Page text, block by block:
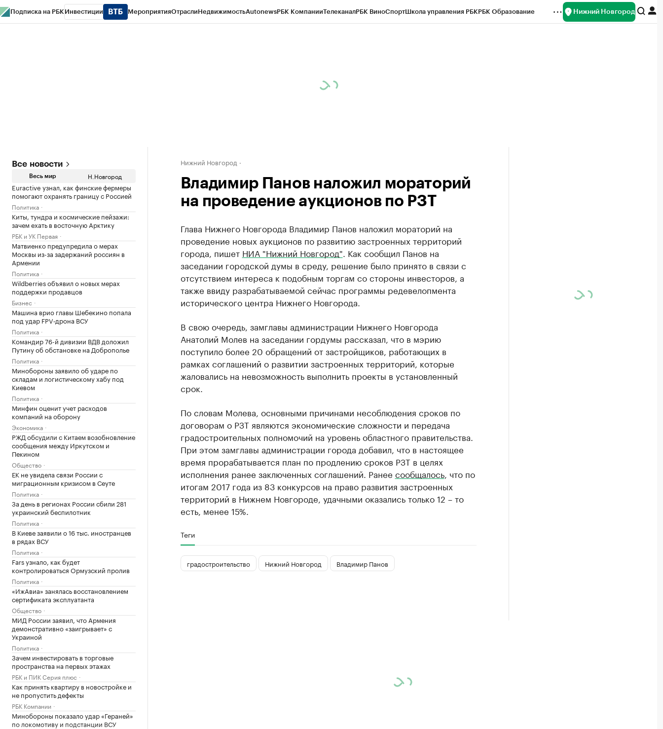
Подписка на РБК Инвестиции МероприятияОтраслиНедвижимостьAutonewsРБК КомпанииТелеканалРБК ВиноСпортШкола управления РБКРБК Образование Нижний Новгород
Все новости
Весь мир Н.Новгород
Euractive узнал, как финские фермеры
помогают охранять границу с Россией
Политика
Киты, тундра и космические пейзажи:
зачем ехать в восточную Арктику
РБК и УК Первая
Матвиенко предупредила о мерах
Москвы из-за задержаний россиян в
Армении
Политика
Wildberries объявил о новых мерах
поддержки продавцов
Бизнес
Машина врио главы Шебекино попала
под удар FPV‑дрона ВСУ
Политика
Командир 76-й дивизии ВДВ доложил
Путину об обстановке на Доброполье
Политика
Минобороны заявило об ударе по
складам и логистическому хабу под
Киевом
Политика
Минфин оценит учет расходов
компаний на оборону
Экономика
РЖД обсудили с Китаем возобновление
сообщения между Иркутском и
Пекином
Общество
ЕК не увидела связи России с
миграционным кризисом в Сеуте
Политика
За день в регионах России сбили 281
украинский беспилотник
Политика
В Киеве заявили о 16 тыс. иностранцев
в рядах ВСУ
Политика
Fars узнало, как будет
контролироваться Ормузский пролив
Политика
«ИжАвиа» занялась восстановлением
сертификата эксплуатанта
Общество
МИД России заявил, что Армения
демонстративно «заигрывает» с
Украиной
Политика
Зачем инвестировать в торговые
пространства на первых этажах
РБК и ПИК Серия плюс
Как принять квартиру в новостройке и
не пропустить дефекты
РБК Компании
Минобороны показало удар «Гераней»
по локомотиву и подстанции ВСУ
Нижний Новгород
Владимир Панов наложил мораторий
на проведение аукционов по РЗТ
Глава Нижнего Новгорода Владимир Панов наложил мораторий на
проведение новых аукционов по развитию застроенных территорий
города, пишет НИА "Нижний Новгород" . Как сообщил Панов на
заседании городской думы в среду, решение было принято в связи с
отсутствием интереса к подобным торгам со стороны инвесторов, а
также ввиду разрабатываемой сейчас программы редевелопмента
исторического центра Нижнего Новгорода.
В свою очередь, замглавы администрации Нижнего Новгорода
Анатолий Молев на заседании гордумы рассказал, что в мэрию
поступило более 20 обращений от застройщиков, работающих в
рамках соглашений о развитии застроенных территорий, которые
жаловались на невозможность выполнить проекты в установленный
срок.
По словам Молева, основными причинами несоблюдения сроков по
договорам о РЗТ являются экономические сложности и передача
градостроительных полномочий на уровень областного правительства.
При этом замглавы администрации города добавил, что в настоящее
время прорабатывается план по продлению сроков РЗТ в целях
исполнения ранее заключенных соглашений. Ранее сообщалось, что по
итогам 2017 года из 83 конкурсов на право развития застроенных
территорий в Нижнем Новгороде, удачными оказались только 12 – то
есть, менее 15%.
Теги
градостроительство Нижний Новгород Владимир Панов